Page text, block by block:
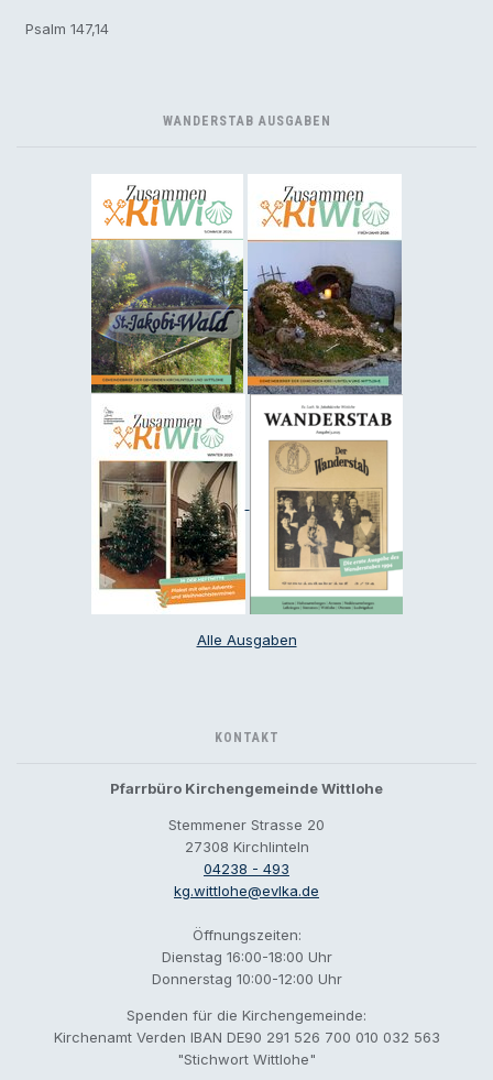
Psalm 147,14
WANDERSTAB AUSGABEN
Alle Ausgaben
KONTAKT
Pfarrbüro Kirchengemeinde Wittlohe
Stemmener Strasse 20
27308 Kirchlinteln
04238 - 493
kg.wittlohe@evlka.de
Öffnungszeiten:
Dienstag 16:00-18:00 Uhr
Donnerstag 10:00-12:00 Uhr
Spenden für die Kirchengemeinde:
Kirchenamt Verden IBAN DE90 291 526 700 010 032 563
"Stichwort Wittlohe"